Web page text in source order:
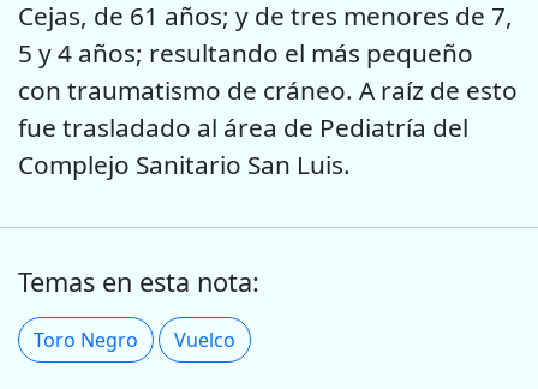
Cejas, de 61 años; y de tres menores de 7,
5 y 4 años; resultando el más pequeño
con traumatismo de cráneo. A raíz de esto
fue trasladado al área de Pediatría del
Complejo Sanitario San Luis.
Temas en esta nota:
Toro Negro Vuelco